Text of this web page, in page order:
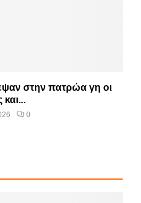
στην πατρώα γη οι
0